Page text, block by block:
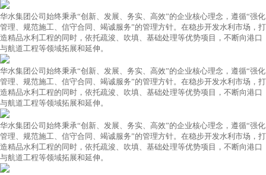
华水集团公司始终秉承“创新、发展、务实、高效”的企业核心理念，遵循“强化
管理、规范施工、信守合同、竭诚服务”的管理方针。在稳步开发水利市场，打
造精品水利工程的同时，依托疏浚、吹填、基础处理等优势项目，不断向港口
与航道工程等领域拓展和延伸。
华水集团公司始终秉承“创新、发展、务实、高效”的企业核心理念，遵循“强化
管理、规范施工、信守合同、竭诚服务”的管理方针。在稳步开发水利市场，打
造精品水利工程的同时，依托疏浚、吹填、基础处理等优势项目，不断向港口
与航道工程等领域拓展和延伸。
华水集团公司始终秉承“创新、发展、务实、高效”的企业核心理念，遵循“强化
管理、规范施工、信守合同、竭诚服务”的管理方针。在稳步开发水利市场，打
造精品水利工程的同时，依托疏浚、吹填、基础处理等优势项目，不断向港口
与航道工程等领域拓展和延伸。